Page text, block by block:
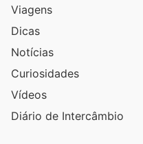
Viagens
Dicas
Notícias
Curiosidades
Vídeos
Diário de Intercâmbio